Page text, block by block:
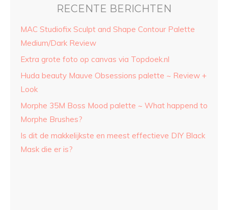
RECENTE BERICHTEN
MAC Studiofix Sculpt and Shape Contour Palette
Medium/Dark Review
Extra grote foto op canvas via Topdoek.nl
Huda beauty Mauve Obsessions palette ~ Review +
Look
Morphe 35M Boss Mood palette ~ What happend to
Morphe Brushes?
Is dit de makkelijkste en meest effectieve DIY Black
Mask die er is?